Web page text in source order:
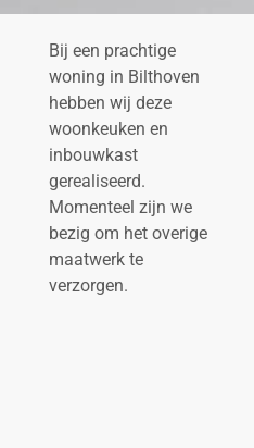
Bij een prachtige
woning in Bilthoven
hebben wij deze
woonkeuken en
inbouwkast
gerealiseerd.
Momenteel zijn we
bezig om het overige
maatwerk te
verzorgen.